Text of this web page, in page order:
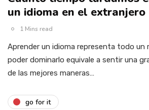
un idioma en el extranjero
1 Mins read
Aprender un idioma representa todo un
poder dominarlo equivale a sentir una
de las mejores maneras…
go for it